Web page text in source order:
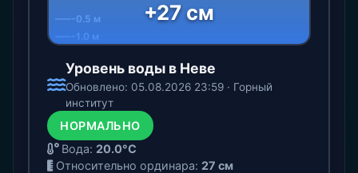
-0.5 м
-1.0 м
+27 см
Уровень воды в Неве
Обновлено: 05.08.2026 23:59 · Горный
институт
НОРМАЛЬНО
Вода: 20.0°C
Относительно ординара: 27 см